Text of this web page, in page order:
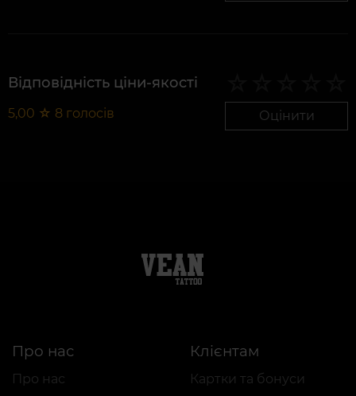
Відповідність ціни-якості
5,00 ☆ 8 голосів Оцінити
Про нас
Про нас
Клієнтам
Картки та бонуси